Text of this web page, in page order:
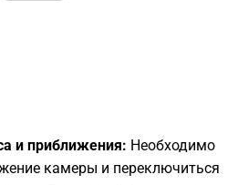
и приближения: Необходимо
камеры и переключиться